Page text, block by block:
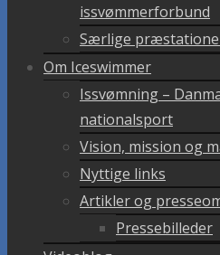
issvømmerforbund
Særlige
Om Iceswimmer
Issvømning –
nationalsport
Vision, mission og
Nyttige links
Artikler og
Pressebilleder